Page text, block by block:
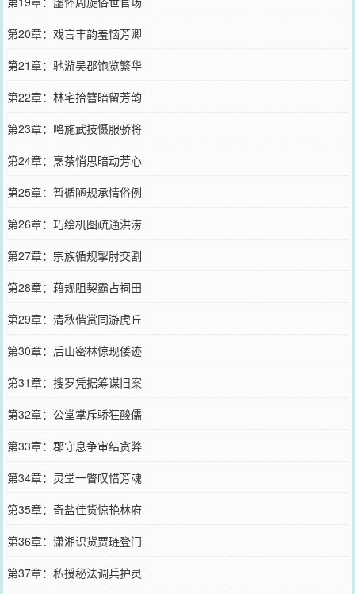
第20章：戏言丰韵羞恼芳卿
第21章：驰游吴郡饱览繁华
第22章：林宅拾簪暗留芳韵
第23章：略施武技慑服骄将
第24章：烹茶悄思暗动芳心
第25章：暂循陋规承情俗例
第26章：巧绘机图疏通洪涝
第27章：宗族循规掣肘交割
第28章：藉规阻契霸占祠田
第29章：清秋偕赏同游虎丘
第30章：后山密林惊现倭迹
第31章：搜罗凭据筹谋旧案
第32章：公堂掌斥骄狂酸儒
第33章：郡守息争审结贪弊
第34章：灵堂一瞥叹惜芳魂
第35章：奇盐佳货惊艳林府
第36章：潇湘识货贾琏登门
第37章：私授秘法调兵护灵